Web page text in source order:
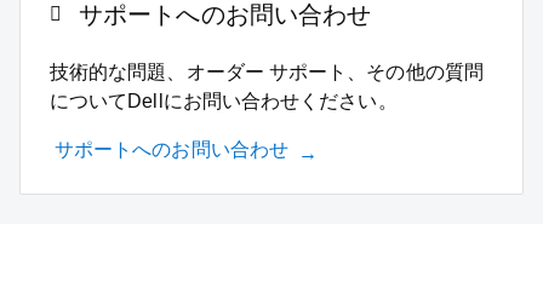
サポートへのお問い合わせ
技術的な問題、オーダー サポート、その他の質問
についてDellにお問い合わせください。
サポートへのお問い合わせ